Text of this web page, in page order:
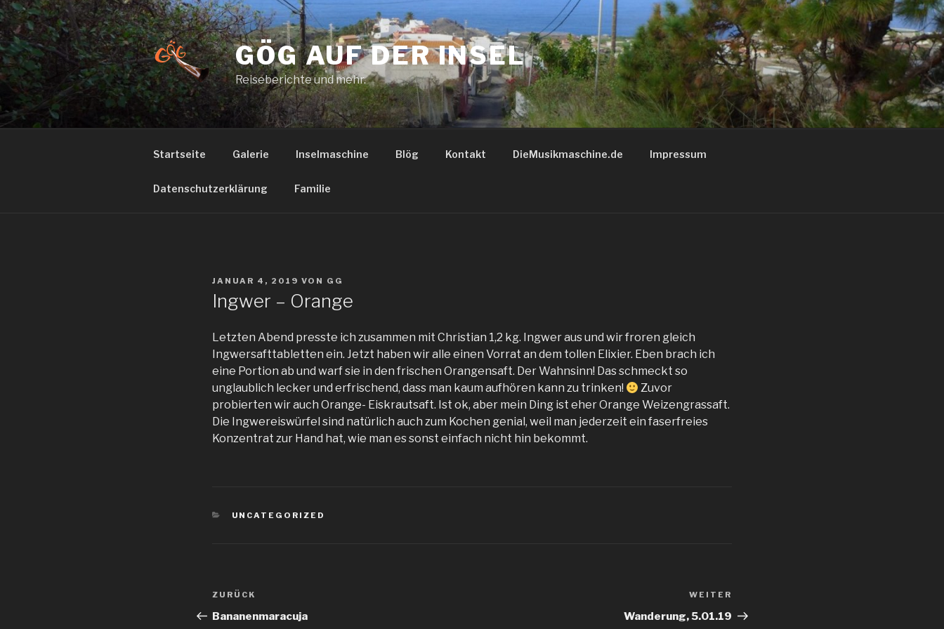
Zum
Inhalt
springen
GÖG AUF DER INSEL
Reiseberichte und mehr.
Startseite Galerie Inselmaschine Blög Kontakt DieMusikmaschine.de Impressum
Datenschutzerklärung Familie
VERÖFFENTLICHT
JANUAR 4, 2019 VON GG
Ingwer – Orange
Letzten Abend presste ich zusammen mit Christian 1,2 kg. Ingwer aus und wir froren gleich
Ingwersafttabletten ein. Jetzt haben wir alle einen Vorrat an dem tollen Elixier. Eben brach ich
eine Portion ab und warf sie in den frischen Orangensaft. Der Wahnsinn! Das schmeckt so
unglaublich lecker und erfrischend, dass man kaum aufhören kann zu trinken!
Zuvor
probierten wir auch Orange- Eiskrautsaft. Ist ok, aber mein Ding ist eher Orange Weizengrassaft.
Die Ingwereiswürfel sind natürlich auch zum Kochen genial, weil man jederzeit ein faserfreies
Konzentrat zur Hand hat, wie man es sonst einfach nicht hin bekommt.
KATEGORIEN
UNCATEGORIZED
Beitragsnavigation
Vorheriger
Beitrag
ZURÜCK
Bananenmaracuja
Beitrag
WEITER
Wanderung, 5.01.19